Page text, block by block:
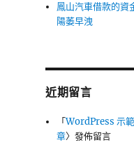
鳳山汽車借款的資
陽萎早洩
近期留言
「WordPress 示
章〉發佈留言